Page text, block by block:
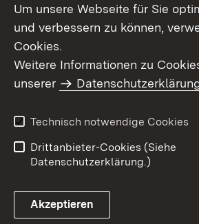
Benutzungshinweise
Um unsere Webseite für Sie
und verbessern zu können,
Cookies.
Weitere Informationen zu
unserer
Technisch notwendige Cookies
Drittanbieter-Cookies (Siehe
Datenschutzerklärung.)
Akzeptieren